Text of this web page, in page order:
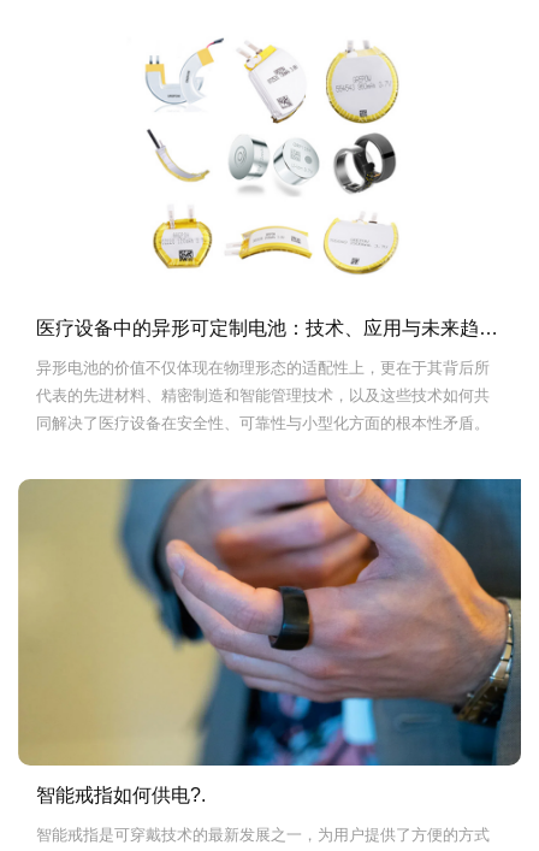
医疗设备中的异形可定制电池：技术、应用与未来趋势深度分析.
异形电池的价值不仅体现在物理形态的适配性上，更在于其背后所
代表的先进材料、精密制造和智能管理技术，以及这些技术如何共
同解决了医疗设备在安全性、可靠性与小型化方面的根本性矛盾。
智能戒指如何供电?.
智能戒指是可穿戴技术的最新发展之一，为用户提供了方便的方式